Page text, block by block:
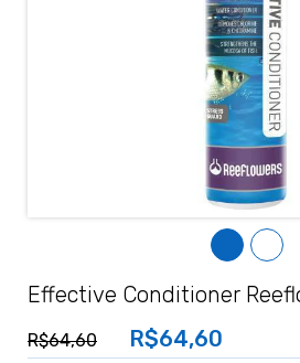
Effective Conditioner
R$64,60 R$64,60